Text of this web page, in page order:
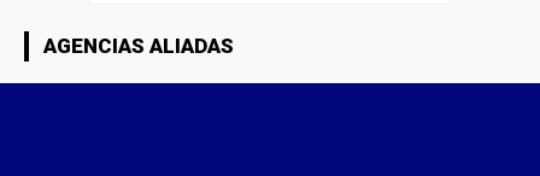
AGENCIAS ALIADAS